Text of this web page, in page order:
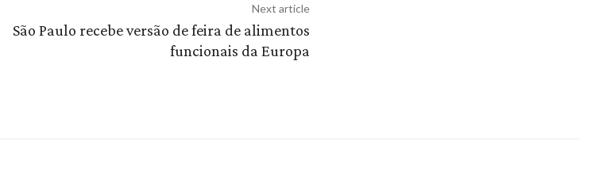
Next article
São Paulo recebe versão de feira de alimentos
funcionais da Europa